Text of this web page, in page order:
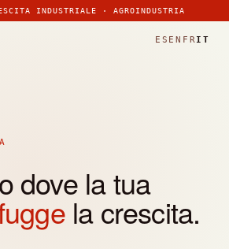
INDUSTRIALE · AGROINDUSTRIA
ES EN FR IT
dove la tua
la crescita.